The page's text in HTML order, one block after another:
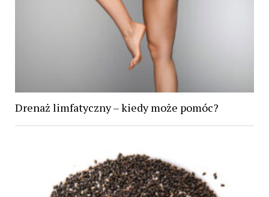
Drenaż limfatyczny – kiedy może pomóc?